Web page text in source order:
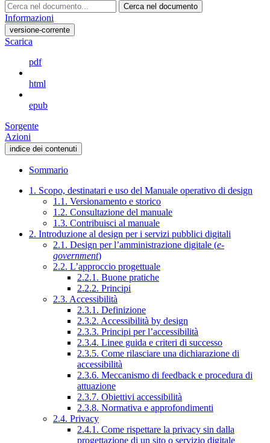
Cerca nel documento
Informazioni
versione-corrente
Scarica
pdf
html
epub
Sorgente
Azioni
indice dei contenuti
Sommario
1. Scopo, destinatari e uso del Manuale operativo di design
1.1. Versionamento e storico
1.2. Consultazione del manuale
1.3. Contribuisci al manuale
2. Introduzione al design per i servizi pubblici digitali
2.1. Design per l’amministrazione digitale (e-
government)
2.2. L’approccio progettuale
2.2.1. Buone pratiche
2.2.2. Principi
2.3. Accessibilità
2.3.1. Definizione
2.3.2. Accessibilità by design
2.3.3. Principi per l’accessibilità
2.3.4. Linee guida e criteri di successo
2.3.5. Come rilasciare una dichiarazione di
accessibilità
2.3.6. Meccanismo di feedback e procedura di
attuazione
2.3.7. Obiettivi accessibilità
2.3.8. Normativa e approfondimenti
2.4. Privacy
2.4.1. Come rispettare la privacy sin dalla
progettazione di un sito o servizio digitale